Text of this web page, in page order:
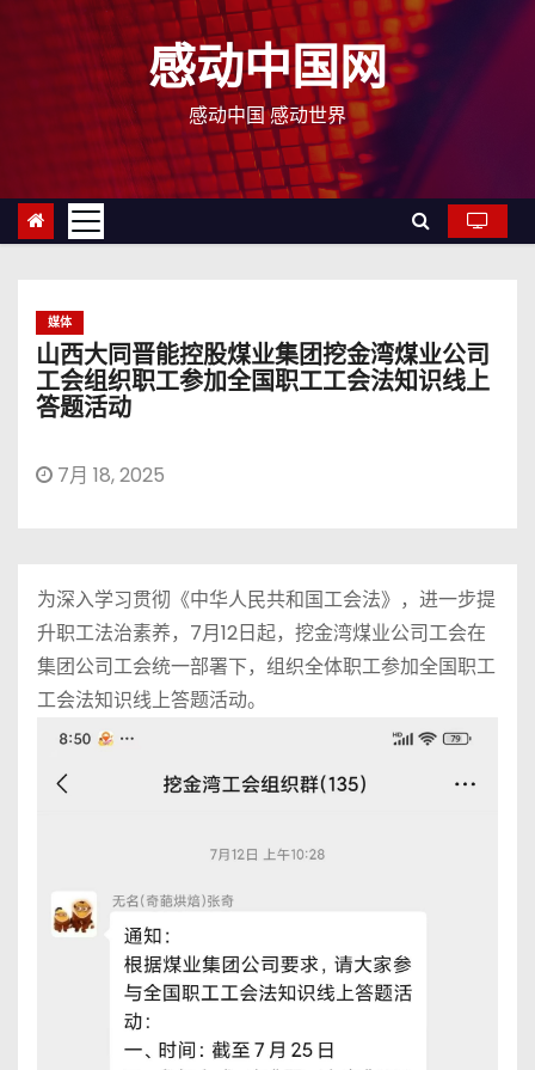
感动中国网
感动中国 感动世界
媒体
山西大同晋能控股煤业集团挖金湾煤业公司
工会组织职工参加全国职工工会法知识线上
答题活动
7月 18, 2025
为深入学习贯彻《中华人民共和国工会法》，进一步提
升职工法治素养，7月12日起，挖金湾煤业公司工会在
集团公司工会统一部署下，组织全体职工参加全国职工
工会法知识线上答题活动。